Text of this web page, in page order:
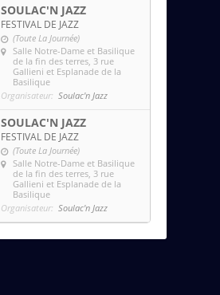
SOULAC'N JAZZ
FESTIVAL DE JAZZ
(Toute La Journée)
Salle Notre-Dame et Basilique
de la fin des terres , 3 rue
Gallieni et Esplanade de la
Basilique
Organisateur: Soulac'n Jazz
SOULAC'N JAZZ
FESTIVAL DE JAZZ
(Toute La Journée)
Salle Notre-Dame et Basilique
de la fin des terres , 3 rue
Gallieni et Esplanade de la
Basilique
Organisateur: Soulac'n Jazz